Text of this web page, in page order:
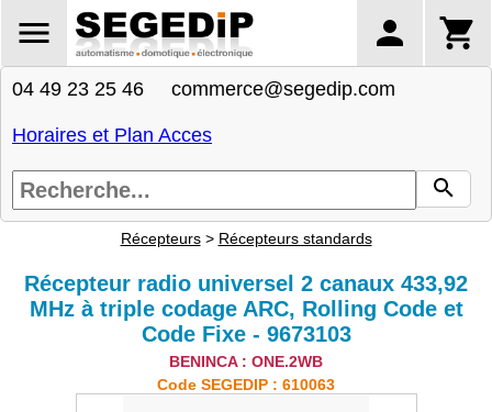
04 49 23 25 46 commerce@segedip.com
Horaires et Plan Acces
Récepteurs> Récepteurs standards
Récepteur radio universel 2 canaux 433,92
MHz à triple codage ARC, Rolling Code et
Code Fixe - 9673103
BENINCA : ONE.2WB
Code SEGEDIP : 610063